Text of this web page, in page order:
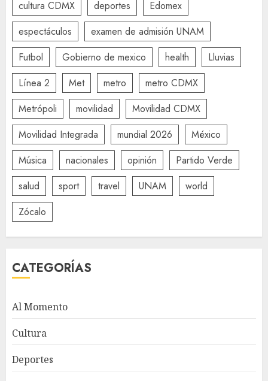
cultura CDMX
deportes
Edomex
espectáculos
examen de admisión UNAM
Futbol
Gobierno de mexico health
Lluvias
Línea 2
Met metro
metro CDMX
Metrópoli
movilidad
Movilidad CDMX
Movilidad Integrada
mundial 2026
México
Música
nacionales opinión
Partido Verde
salud
sport travel UNAM
world
Zócalo
CATEGORÍAS
Al Momento
Cultura
Deportes